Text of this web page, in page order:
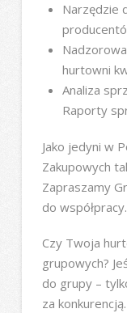
Narzędzie
hurtowni
Analiza
Raporty
Jako jedyni w
Zakupowych
Zapraszamy
do współpracy.
Czy Twoja
grupowych?
do grupy –
za